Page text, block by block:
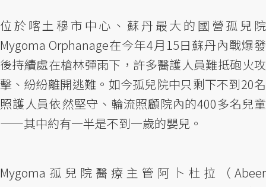
位於喀土穆市中心、蘇丹最大的國營孤兒院
Mygoma Orphanage在今年4月15日蘇丹內戰爆發
後持續處在槍林彈雨下，許多醫護人員難抵砲火攻
擊、紛紛離開逃難。如今孤兒院中只剩下不到20名
照護人員依然堅守、輪流照顧院內的400多名兒童
——其中約有一半是不到一歲的嬰兒。
Mygoma孤兒院醫療主管阿卜杜拉（Abeer